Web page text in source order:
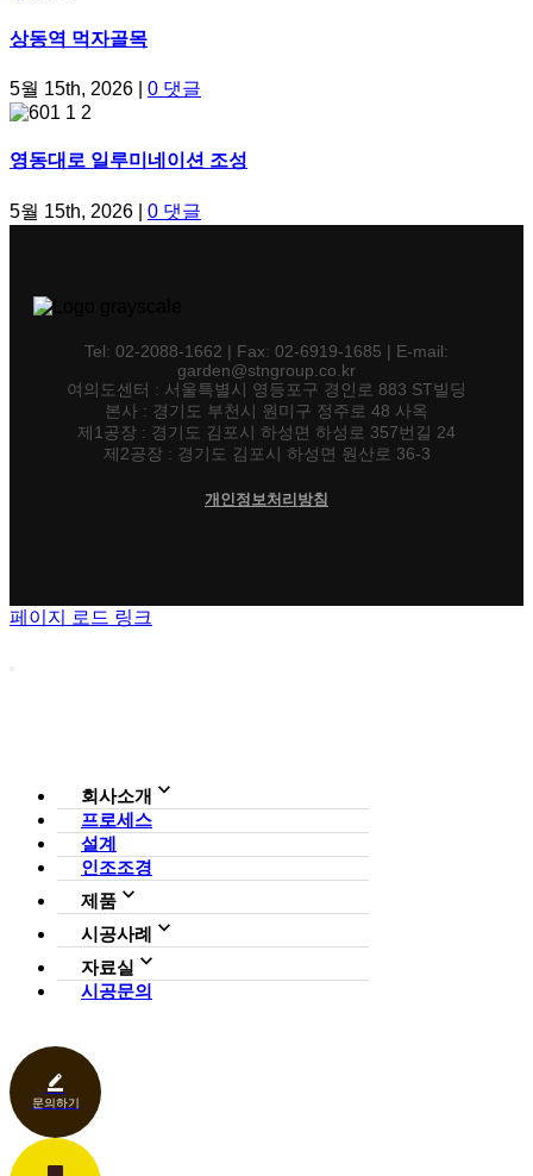
상동역 먹자골목
5월 15th, 2026 0 댓글
영동대로 일루미네이션 조성
5월 15th, 2026 0 댓글
Tel: 02-2088-1662 | Fax: 02-6919-1685 | E-mail:
garden@stngroup.co.kr
여의도센터 : 서울특별시 영등포구 경인로 883 ST빌딩
본사 : 경기도 부천시 원미구 정주로 48 사옥
제1공장 : 경기도 김포시 하성면 하성로 357번길 24
제2공장 : 경기도 김포시 하성면 원산로 36-3
개인정보처리방침
페이지 로드 링크
회사소개
CI
가든연구소
프로세스
설계
인조조경
제품
전체보기
일루미아트리
시공사례
호텔·펜션·리조트·캠핑장
자료실
시공문의
문의하기